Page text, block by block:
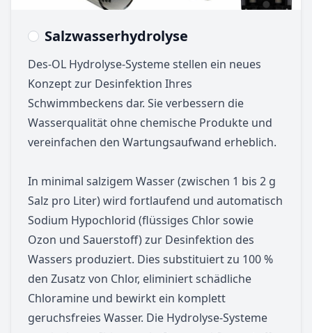
Salzwasserhydrolyse
Des-OL Hydrolyse-Systeme stellen ein neues
Konzept zur Desinfektion Ihres
Schwimmbeckens dar. Sie verbessern die
Wasserqualität ohne chemische Produkte und
vereinfachen den Wartungsaufwand erheblich.
In minimal salzigem Wasser (zwischen 1 bis 2 g
Salz pro Liter) wird fortlaufend und automatisch
Sodium Hypochlorid (flüssiges Chlor sowie
Ozon und Sauerstoff) zur Desinfektion des
Wassers produziert. Dies substituiert zu 100 %
den Zusatz von Chlor, eliminiert schädliche
Chloramine und bewirkt ein komplett
geruchsfreies Wasser. Die Hydrolyse-Systeme